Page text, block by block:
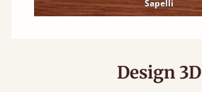
Sapelli
Design 3D